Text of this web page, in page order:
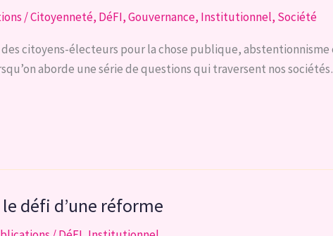
/Citoyenneté, DéFI,Gouvernance, Institutionnel, Société
citoyens-électeurs pour la chose publique,
aborde une série de questions qui traversent nos
défi d’une réforme